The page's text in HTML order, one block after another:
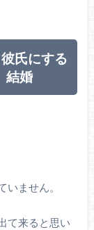
氏にする
結婚
ません。
て来ると思い